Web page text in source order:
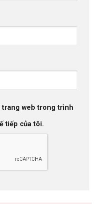
trang web trong trình
tiếp của tôi.